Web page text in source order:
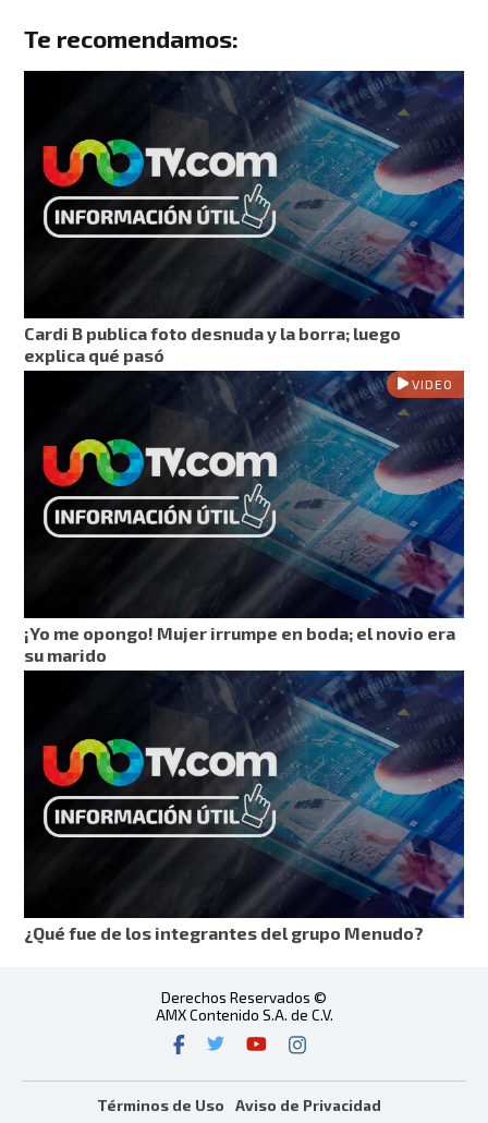
Te recomendamos:
Cardi B publica foto desnuda y la borra; luego
explica qué pasó
VIDEO
¡Yo me opongo! Mujer irrumpe en boda; el novio era
su marido
¿Qué fue de los integrantes del grupo Menudo?
Derechos Reservados ©
AMX Contenido S.A. de C.V.
Términos de Uso
Aviso de Privacidad